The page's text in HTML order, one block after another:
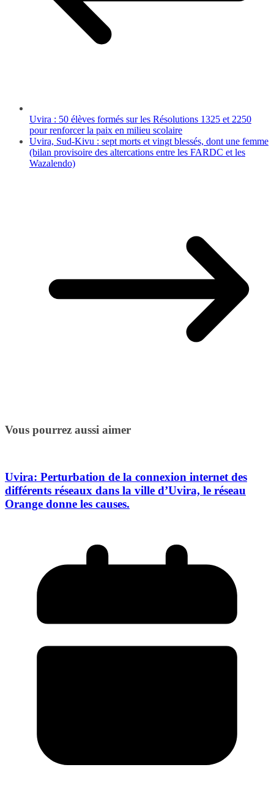
Uvira : 50 élèves formés sur les Résolutions 1325 et 2250
pour renforcer la paix en milieu scolaire
Uvira, Sud-Kivu : sept morts et vingt blessés, dont une femme
(bilan provisoire des altercations entre les FARDC et les
Wazalendo)
Vous pourrez aussi aimer
Uvira: Perturbation de la connexion internet des
différents réseaux dans la ville d’Uvira, le réseau
Orange donne les causes.